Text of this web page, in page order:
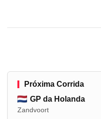
Próxima Corrida
GP da Holanda
Zandvoort